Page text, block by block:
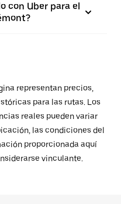
con Uber para el
representan precios,
para las rutas. Los
reales pueden variar
las condiciones del
proporcionada aquí
vinculante.